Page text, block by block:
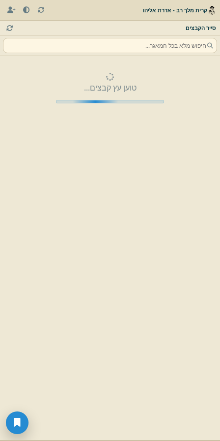
קרית מלך רב - אדרת אליהו
סייר הקבצים
טוען עץ קבצים...